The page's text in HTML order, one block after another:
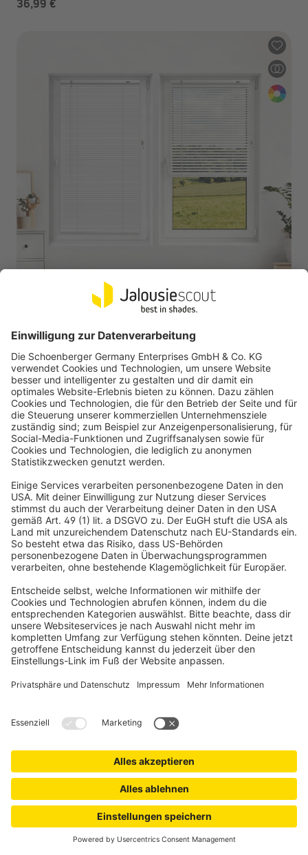
36,99 €
VICTORIA M
LightLess Prime Aluminium-Jalousie | 25 mm,
verdunkelnd, 100 x 130 cm, weiß matt
Starker Verdunkelungseffekt durch dickere, besonders
geformte Lamellen
Mehr Privatsphäre
37,99 €
LightLess Prime Aluminium-Jalousie | 25 mm,